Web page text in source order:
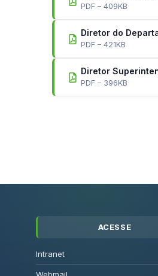
PDF – 409KB
Diretor do
PDF – 421KB
Diretor
PDF – 396KB
ACESSE
Intranet